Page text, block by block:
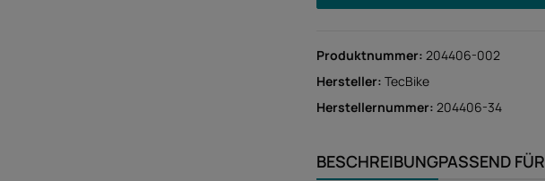
Produktnummer:204406-002
Hersteller:TecBike
Herstellernummer:204406-34
BESCHREIBUNGPASSEND FÜR